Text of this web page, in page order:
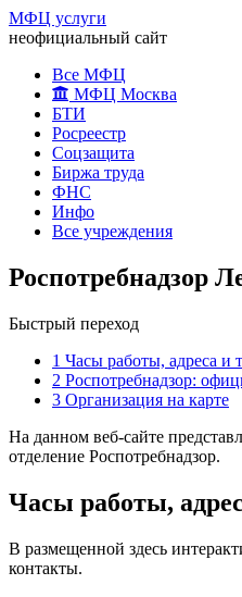
МФЦ услуги
неофициальный сайт
Все МФЦ
МФЦ Москва
БТИ
Росреестр
Соцзащита
Биржа труда
ФНС
Инфо
Все учреждения
Роспотребнадзор
Быстрый переход
1 Часы работы, адреса и
2 Роспотребнадзор:
3 Организация на карте
На данном веб-сайте
отделение Роспотребнадзор.
Часы работы,
В размещенной здесь
контакты.